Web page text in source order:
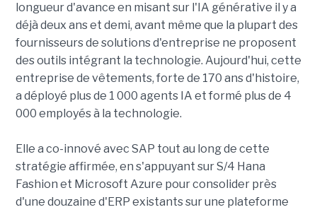
longueur d'avance en misant sur l'IA générative il y a
déjà deux ans et demi, avant même que la plupart des
fournisseurs de solutions d'entreprise ne proposent
des outils intégrant la technologie. Aujourd'hui, cette
entreprise de vêtements, forte de 170 ans d'histoire,
a déployé plus de 1 000 agents IA et formé plus de 4
000 employés à la technologie.
Elle a co-innové avec SAP tout au long de cette
stratégie affirmée, en s'appuyant sur S/4 Hana
Fashion et Microsoft Azure pour consolider près
d'une douzaine d'ERP existants sur une plateforme